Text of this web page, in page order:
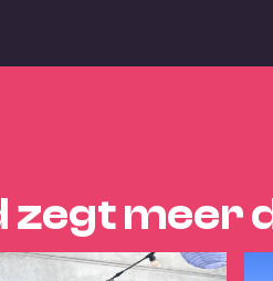
zegt meer